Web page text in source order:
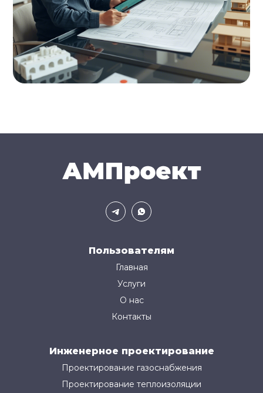
Пользователям
Главная
Услуги
О нас
Контакты
Инженерное проектирование
Проектирование газоснабжения
Проектирование теплоизоляции